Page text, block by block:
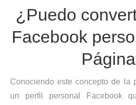
¿Puedo
Facebook
Conociendo este concepto de la
un perfil personal Facebook